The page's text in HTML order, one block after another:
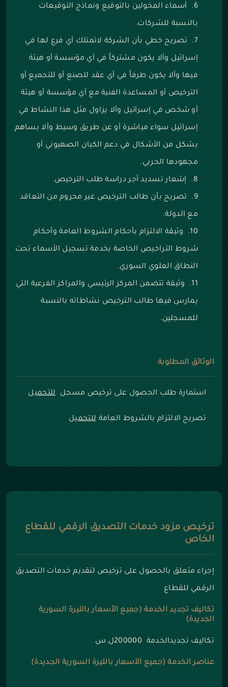
أسماء المخولين بالتوقيع ونماذج التوقيعات
بالنسبة للشركات.
تصريح خطي بأن الشركة لاتمتلك أي فرع لها في
إسرائيل وألا يكون مشتركاً في أي مؤسسة أو هيئة
فيها وألا يكون طرفاً في أي عقد للصنع أو للتجميع أو
الترخيص أو المساعدة الفنية مع أي مؤسسة أو هيئة
أو شخص في إسرائيل وألا يزاول مثل هذا النشاط في
إسرائيل سواء مياشرة أو عن طريق وسيط وألا يساهم
بشكل من الأشكال في دعم الكيان الصهيوني أو
مجهودها الحربي.
إشعار تسديد أجر دراسة طلب الترخيص.
تصريح بأن طالب الترخيص غير محروم من التعاقد
مع الدولة.
وثيقة الالتزام بأحكام الشروط العامة وأحكام
شروط التراخيص الخاصة بخدمة تسجيل الأسماء تحت
النطاق العلوي السوري.
وثيقة تتضمن المركز الرئيسي والمراكز الفرعية التي
يمارس فيها طالب الترخيص نشاطاته بالنسبة
للمسجلين.
الوثائق المطلوبة
استمارة طلب الحصول على ترخيص مسجلللتحميل
تصريح الالتزام بالشروط العامةللتحميل
ترخيص مزود خدمات التصديق الرقمي للقطاع
الخاص
إجراء متعلق بالحصول على ترخيص لتقديم خدمات التصديق
الرقمي للقطاع
تكاليف تجديد الخدمة (جميع الأسعار بالليرة السورية
الجديدة)
تكاليف تجديدالخدمة 200000ل.س
عناصر الخدمة (جميع الأسعار بالليرة السورية الجديدة)